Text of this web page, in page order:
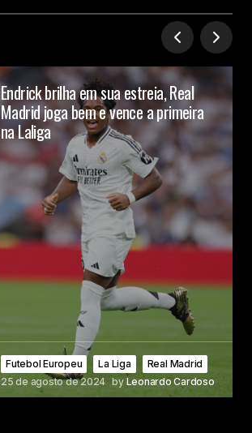
Endrick brilha em sua estreia, Real
Madrid joga bem e vence a primeira
na Laliga
Futebol Europeu La Liga
Real Madrid
25 de agosto de 2024 by Leonardo Cardoso